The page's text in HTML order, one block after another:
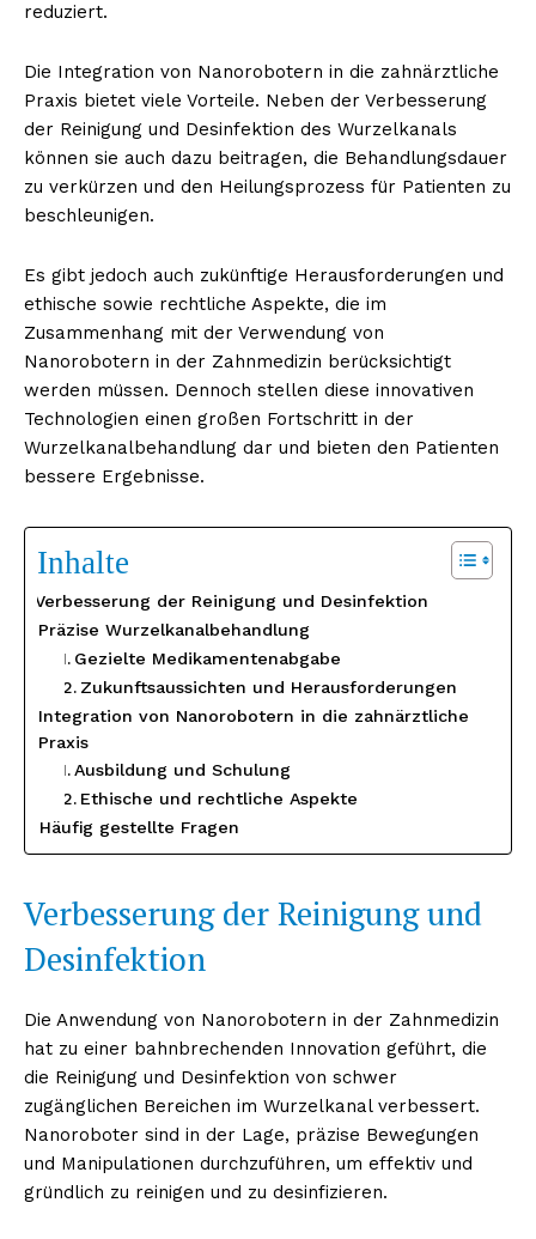
reduziert.
Die Integration von Nanorobotern in die zahnärztliche
Praxis bietet viele Vorteile. Neben der Verbesserung
der Reinigung und Desinfektion des Wurzelkanals
können sie auch dazu beitragen, die Behandlungsdauer
zu verkürzen und den Heilungsprozess für Patienten zu
beschleunigen.
Es gibt jedoch auch zukünftige Herausforderungen und
ethische sowie rechtliche Aspekte, die im
Zusammenhang mit der Verwendung von
Nanorobotern in der Zahnmedizin berücksichtigt
werden müssen. Dennoch stellen diese innovativen
Technologien einen großen Fortschritt in der
Wurzelkanalbehandlung dar und bieten den Patienten
bessere Ergebnisse.
Inhalte
Verbesserung der Reinigung und Desinfektion
Präzise Wurzelkanalbehandlung
Gezielte Medikamentenabgabe
Zukunftsaussichten und Herausforderungen
Integration von Nanorobotern in die zahnärztliche
Praxis
Ausbildung und Schulung
Ethische und rechtliche Aspekte
Häufig gestellte Fragen
Verbesserung der Reinigung und
Desinfektion
Die Anwendung von Nanorobotern in der Zahnmedizin
hat zu einer bahnbrechenden Innovation geführt, die
die Reinigung und Desinfektion von schwer
zugänglichen Bereichen im Wurzelkanal verbessert.
Nanoroboter sind in der Lage, präzise Bewegungen
und Manipulationen durchzuführen, um effektiv und
gründlich zu reinigen und zu desinfizieren.